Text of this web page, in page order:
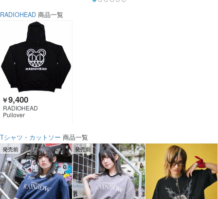
RADIOHEAD 商品一覧
￥9,400
RADIOHEAD
Pullover
Tシャツ・カットソー 商品一覧
発売前 発売前